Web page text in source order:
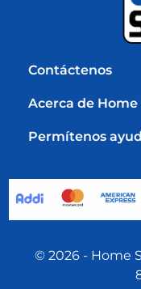
Contáctenos
Acerca de
Permítenos
© 2026 - Home